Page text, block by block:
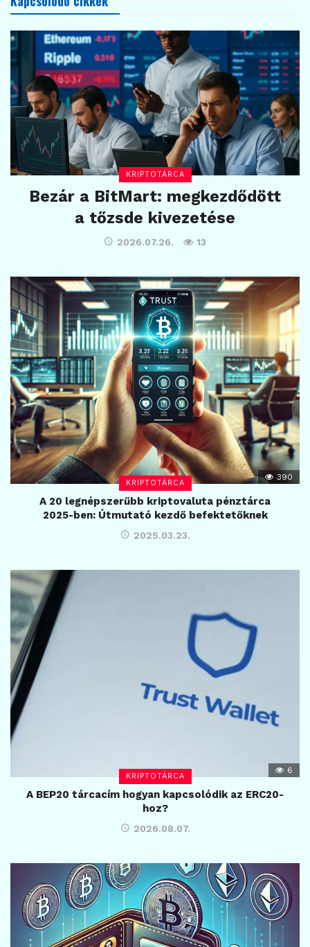
KRIPTOTÁRCA
Bezár a BitMart: megkezdődött
a tőzsde kivezetése
2026.07.26. 13
KRIPTOTÁRCA
390
A 20 legnépszerűbb kriptovaluta pénztárca
2025-ben: Útmutató kezdő befektetőknek
2025.03.23.
KRIPTOTÁRCA
6
A BEP20 tárcacím hogyan kapcsolódik az ERC20-
hoz?
2026.08.07.